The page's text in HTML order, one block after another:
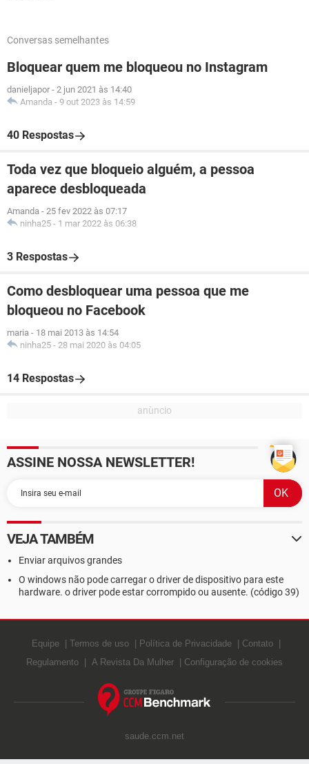
Conversas semelhantes
Bloquear quem me bloqueou no Instagram
danieljapor - 2 jun 2021 às 14:40
Amanda - 9 out 2023 às 14:59
40 Respostas
Toda vez que bloqueio alguém, a pessoa
aparece desbloqueada
Amanda - 25 fev 2022 às 07:17
ninha25 - 1 mar 2022 às 06:38
3 Respostas
Como desbloquear uma pessoa que me
bloqueou no Facebook
maria - 18 mai 2013 às 14:54
ninha25 - 28 mai 2020 às 04:05
14 Respostas
ASSINE NOSSA NEWSLETTER!
VEJA TAMBÉM
Enviar arquivos grandes
O windows não pode carregar o driver de dispositivo para este
hardware. o driver pode estar corrompido ou ausente. (código 39)
Equipe Termos de uso Política de Privacidade
Contato
Regulamento
A Revista Da Mulher Configuração de cookies
saude.ccm.net